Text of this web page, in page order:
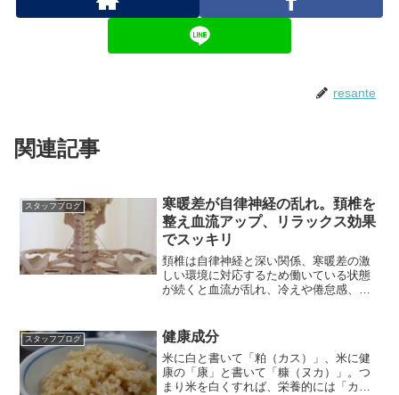
resante
関連記事
スタッフブログ
寒暖差が自律神経の乱れ。頚椎を
整え血流アップ、リラックス効果
でスッキリ
頚椎は自律神経と深い関係、寒暖差の激
しい環境に対応するため働いている状態
が続くと血流が乱れ、冷えや倦怠感、頭
スタッフブログ 健康成分
米に白と書いて「粕（カス）」、米に健
康の「康」と書いて「糠（ヌカ）」。つ
まり米を白くすれば、栄養的には「カ